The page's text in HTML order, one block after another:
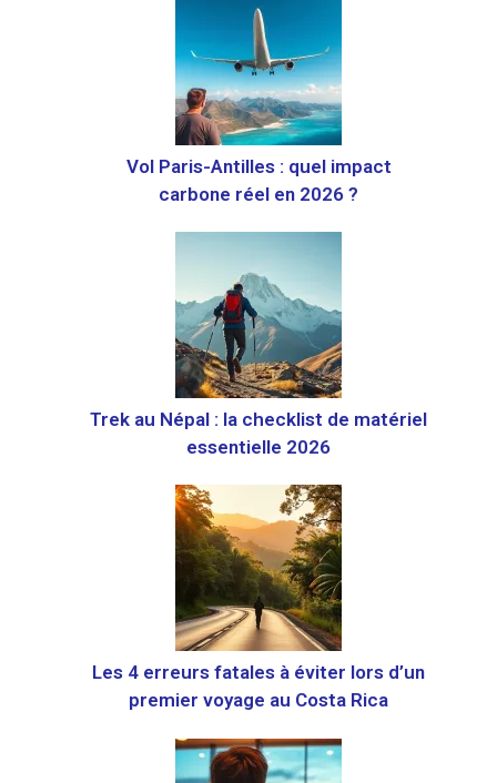
Vol Paris-Antilles : quel impact
carbone réel en 2026 ?
Trek au Népal : la checklist de matériel
essentielle 2026
Les 4 erreurs fatales à éviter lors d’un
premier voyage au Costa Rica